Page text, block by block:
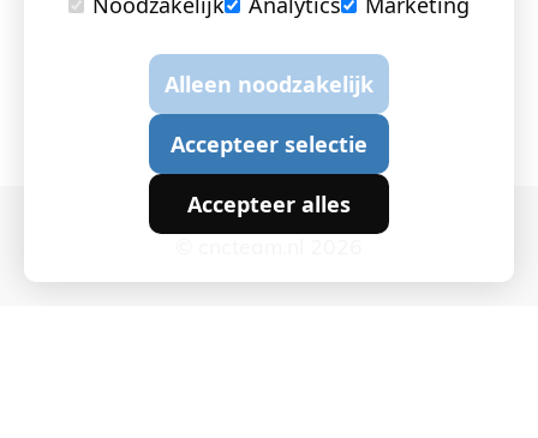
Alleen noodzakelijk
Accepteer selectie
Accepteer alles